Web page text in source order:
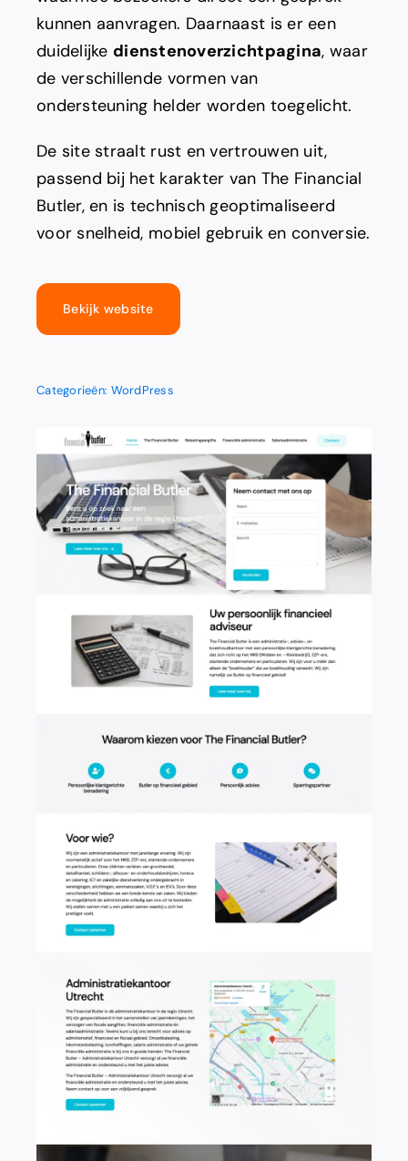
kunnen aanvragen. Daarnaast is er een
duidelijke dienstenoverzichtpagina, waar
de verschillende vormen van
ondersteuning helder worden toegelicht.
De site straalt rust en vertrouwen uit,
passend bij het karakter van The Financial
Butler, en is technisch geoptimaliseerd
voor snelheid, mobiel gebruik en conversie.
Bekijk website
Categorieën: WordPress